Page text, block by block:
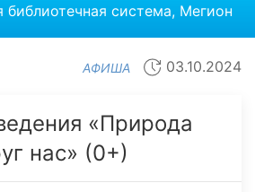
библиотечная система, Мегион
АФИША 03.10.2024
«Природа
нас» (0+)